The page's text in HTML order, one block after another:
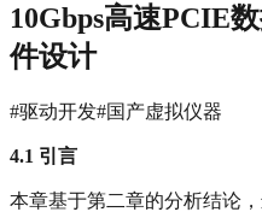
10Gbps高速PCIE
件设计
#驱动开发#国产虚拟仪器
4.1 引言
本章基于第二章的分析结论